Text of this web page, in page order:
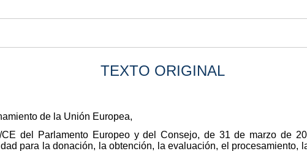
TEXTO ORIGINAL
de la Unión Europea,
del Parlamento Europeo y del Consejo, de 31 de marzo de
para la donación, la obtención, la evaluación, el procesamiento,